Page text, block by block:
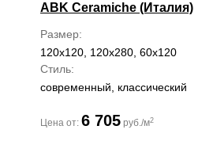
ABK Ceramiche (Италия)
Размер
120x120, 120x280, 60x120
Стиль
современный, классический
Цена от: 6 705 руб./м2